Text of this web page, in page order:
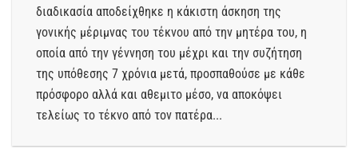
διαδικασία αποδείχθηκε η κάκιστη άσκηση της
γονικής μέριμνας του τέκνου από την μητέρα του, η
οποία από την γέννηση του μέχρι και την συζήτηση
της υπόθεσης 7 χρόνια μετά, προσπαθούσε με κάθε
πρόσφορο αλλά και αθεμιτο μέσο, να αποκόψει
τελείως το τέκνο από τον πατέρα...